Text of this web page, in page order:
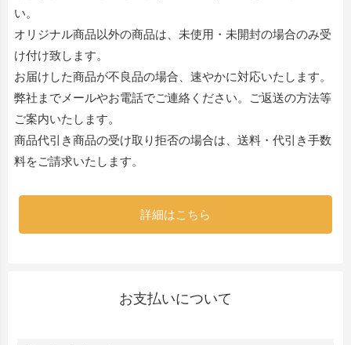
い。
オリジナル商品以外の商品は、未使用・未開封の場合のみ受
け付け致します。
お届けした商品が不良品の場合、速やかに対応いたします。
弊社までメールやお電話でご連絡ください。ご返送の方法等
ご案内いたします。
商品代引き商品の受け取り拒否の場合は、送料・代引き手数
料をご請求いたします。
詳細はこちら
お支払いについて